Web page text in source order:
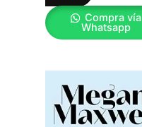
Compra vía
Whatsapp